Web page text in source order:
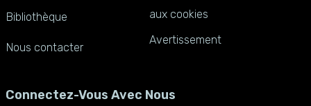
Bibliothèque
Nous contacter
aux cookies
Avertissement
Connectez-Vous Avec Nous